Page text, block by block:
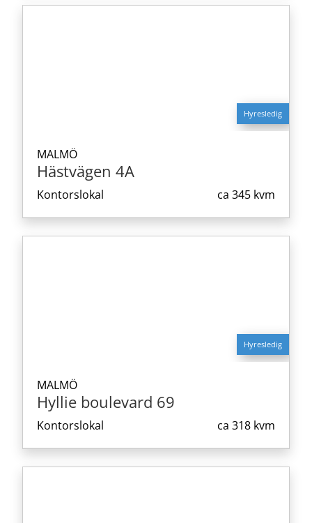
Hyresledig
MALMÖ
Hästvägen 4A
Kontorslokal ca 345 kvm
Hyresledig
MALMÖ
Hyllie boulevard 69
Kontorslokal ca 318 kvm